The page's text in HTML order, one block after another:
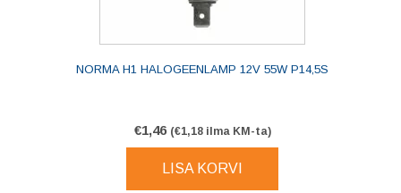
NORMA H1 HALOGEENLAMP 12V 55W P14,5S
€1,46 (€1,18ilma KM-ta)
LISA KORVI